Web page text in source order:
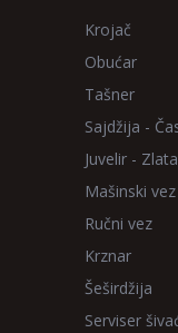
Krojač
Obućar
Tašner
Sajdžija -
Juvelir -
Mašinski vez
Ručni vez
Krznar
Šeširdžija
Serviser